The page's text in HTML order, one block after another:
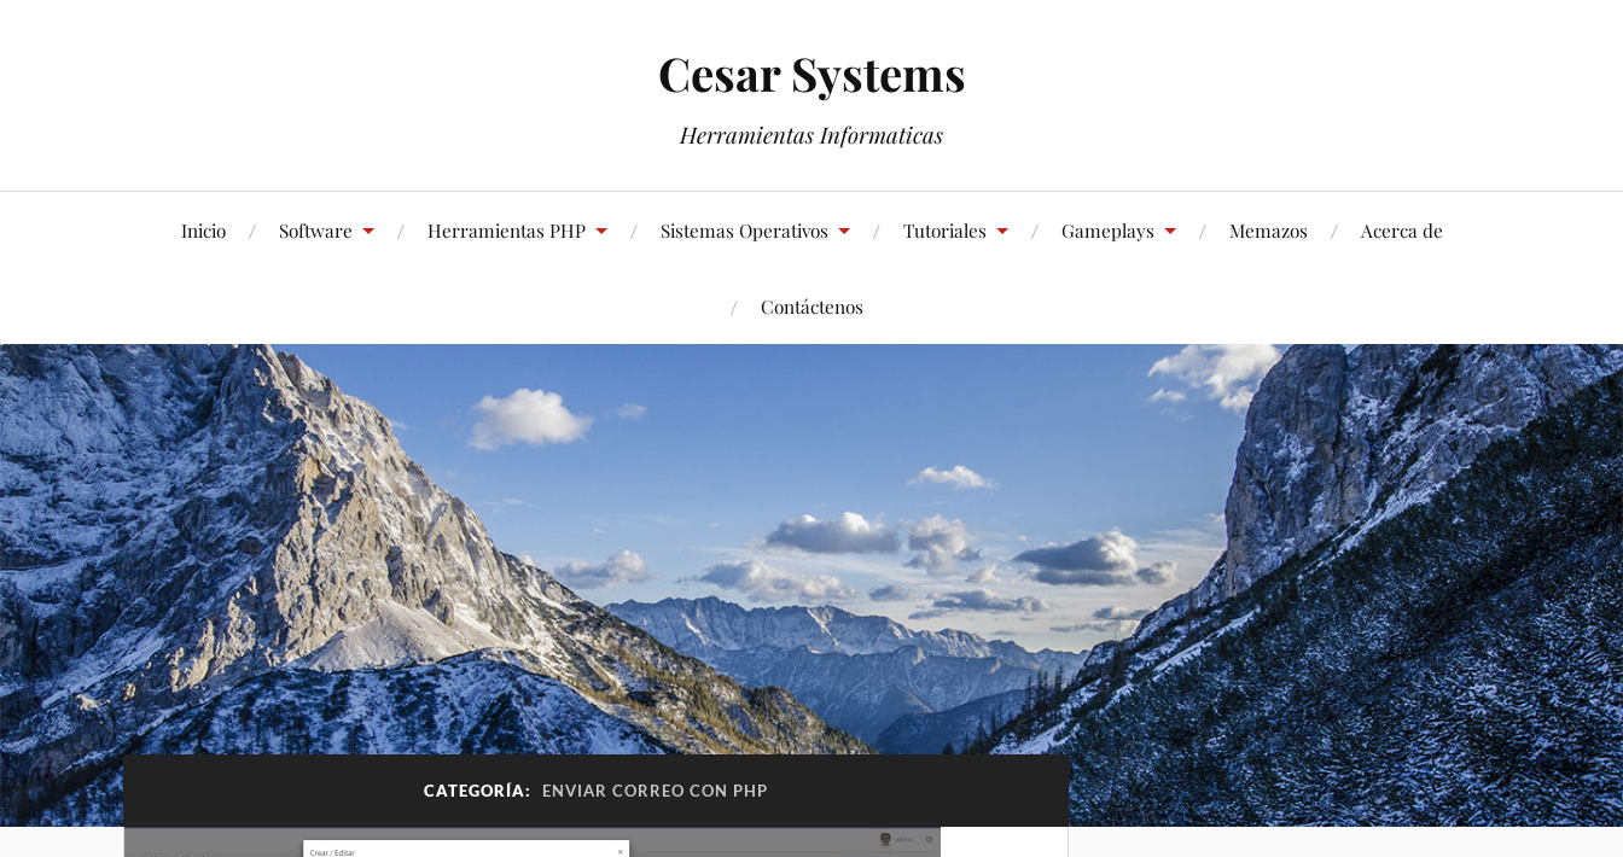
Cesar Systems
Herramientas Informaticas
Inicio Software Herramientas PHP Sistemas Operativos Tutoriales Gameplays Memazos Acerca de
Contáctenos
CATEGORÍA: ENVIAR CORREO CON PHP